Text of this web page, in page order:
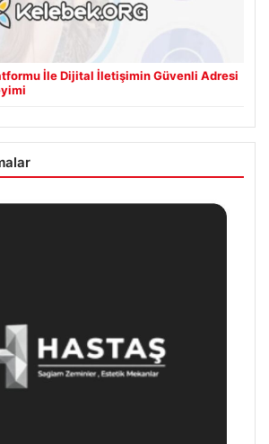
İle Dijital İletişimin Güvenli Adresi